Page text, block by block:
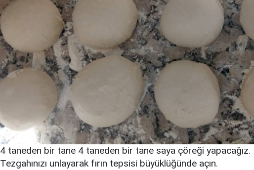
4 taneden bir tane 4 taneden bir tane saya çöreği yapacağız.
Tezgahınızı unlayarak fırın tepsisi büyüklüğünde açın.